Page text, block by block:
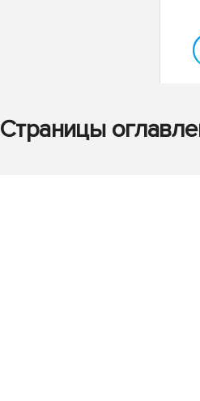
Страницы